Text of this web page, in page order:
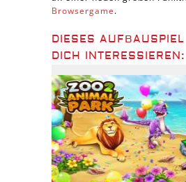
Browsergame.
DIESES AUFBAUSPIEL
DICH INTERESSIEREN: